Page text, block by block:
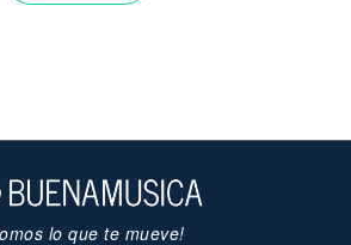
lo que te mueve!